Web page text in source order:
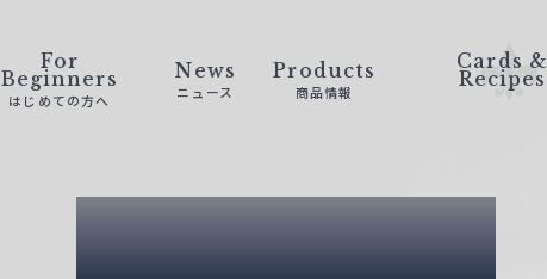
For
Beginners
はじめての方へ
News
ニュース
Products
商品情報
Cards &
Recipes
Card List